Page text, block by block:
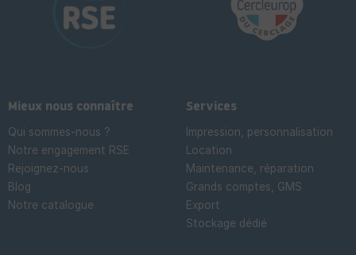
Mieux nous connaître
Qui sommes-nous ?
Notre engagement RSE
Rejoignez-nous
Blog
Notre catalogue
Services
Impression, personnalisation
Location
Maintenance, réparation
Grands comptes, GMS
Export
Stockage dédié